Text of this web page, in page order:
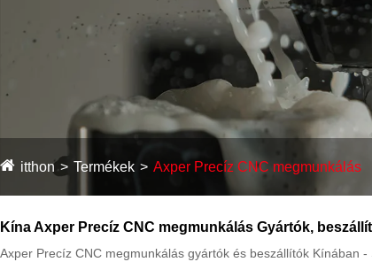
itthon Termékek Axper Precíz CNC megmunkálás
Kína Axper Precíz CNC megmunkálás Gyártók,
Axper Precíz CNC megmunkálás gyártók és beszállítók Kínában